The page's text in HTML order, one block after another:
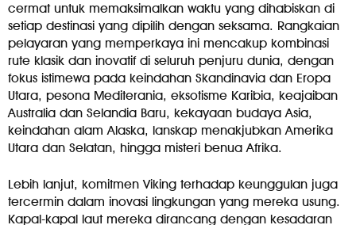
cermat untuk memaksimalkan waktu yang dihabiskan di
setiap destinasi yang dipilih dengan seksama. Rangkaian
pelayaran yang memperkaya ini mencakup kombinasi
rute klasik dan inovatif di seluruh penjuru dunia, dengan
fokus istimewa pada keindahan Skandinavia dan Eropa
Utara, pesona Mediterania, eksotisme Karibia, keajaiban
Australia dan Selandia Baru, kekayaan budaya Asia,
keindahan alam Alaska, lanskap menakjubkan Amerika
Utara dan Selatan, hingga misteri benua Afrika.
Lebih lanjut, komitmen Viking terhadap keunggulan juga
tercermin dalam inovasi lingkungan yang mereka usung.
Kapal-kapal laut mereka dirancang dengan kesadaran